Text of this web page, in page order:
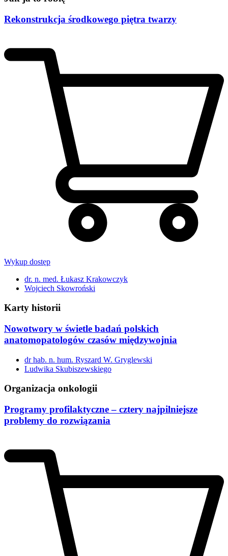
Rekonstrukcja środkowego piętra twarzy
Wykup dostęp
dr. n. med. Łukasz Krakowczyk
Wojciech Skowroński
Karty historii
Nowotwory w świetle badań polskich
anatomopatologów czasów międzywojnia
dr hab. n. hum. Ryszard W. Gryglewski
Ludwika Skubiszewskiego
Organizacja onkologii
Programy profilaktyczne – cztery najpilniejsze
problemy do rozwiązania